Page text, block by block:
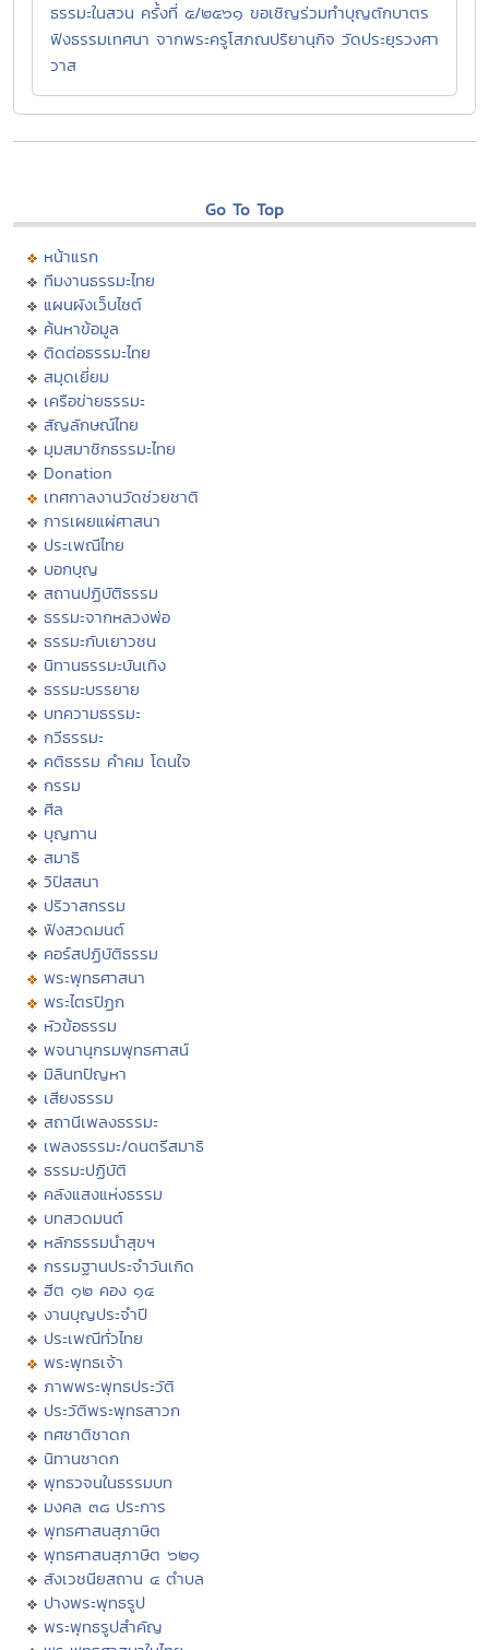
ธรรมะในสวน ครั้งที่ ๕/๒๕๖๑ ขอเชิญร่วมทำบุญตักบาตร
ฟังธรรมเทศนา จากพระครูโสภณปริยานุกิจ วัดประยุรวงศา
วาส
Go To Top
หน้าแรก
ทีมงานธรรมะไทย
แผนผังเว็บไซต์
ค้นหาข้อมูล
ติดต่อธรรมะไทย
สมุดเยี่ยม
เครือข่ายธรรมะ
สัญลักษณ์ไทย
มุมสมาชิกธรรมะไทย
Donation
เทศกาลงานวัดช่วยชาติ
การเผยแผ่ศาสนา
ประเพณีไทย
บอกบุญ
สถานปฏิบัติธรรม
ธรรมะจากหลวงพ่อ
ธรรมะกับเยาวชน
นิทานธรรมะบันเทิง
ธรรมะบรรยาย
บทความธรรมะ
กวีธรรมะ
คติธรรม คำคม โดนใจ
กรรม
ศีล
บุญทาน
สมาธิ
วิปัสสนา
ปริวาสกรรม
ฟังสวดมนต์
คอร์สปฏิบัติธรรม
พระพุทธศาสนา
พระไตรปิฏก
หัวข้อธรรม
พจนานุกรมพุทธศาสน์
มิลินทปัญหา
เสียงธรรม
สถานีเพลงธรรมะ
เพลงธรรมะ/ดนตรีสมาธิ
ธรรมะปฏิบัติ
คลังแสงแห่งธรรม
บทสวดมนต์
หลักธรรมนำสุขฯ
กรรมฐานประจำวันเกิด
ฮีต ๑๒ คอง ๑๔
งานบุญประจำปี
ประเพณีทั่วไทย
พระพุทธเจ้า
ภาพพระพุทธประวัติ
ประวัติพระพุทธสาวก
ทศชาติชาดก
นิทานชาดก
พุทธวจนในธรรมบท
มงคล ๓๘ ประการ
พุทธศาสนสุภาษิต
พุทธศาสนสุภาษิต ๖๒๑
สังเวชนียสถาน ๔ ตำบล
ปางพระพุทธรูป
พระพุทธรูปสำคัญ